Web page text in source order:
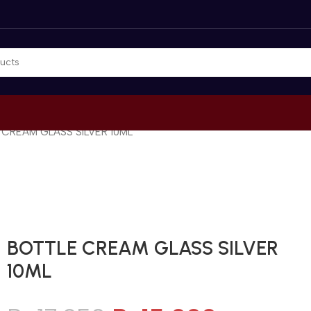
GLASS SILVER 10ML
BOTTLE CREAM GLASS SILVER
10ML